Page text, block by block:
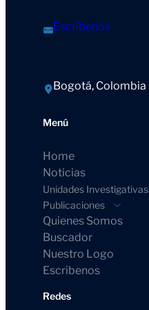
Escríbenos
Bogotá, Colombia
Menú
Home
Noticias
Unidades Investigativas
Publicaciones
Quienes Somos
Buscador
Nuestro Logo
Escribenos
Redes